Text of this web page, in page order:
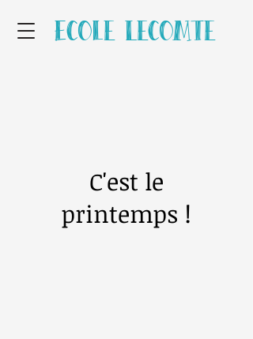
Ecole Lecomte
C'est le
printemps !